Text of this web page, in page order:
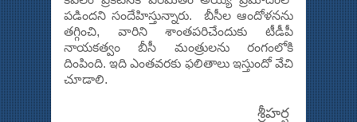
పడిందని సందేహిస్తున్నారు. బీసీల ఆందోళనను
తగ్గించి, వారిని శాంతపరిచేందుకు టీడీపీ
నాయకత్వం బీసీ మంత్రులను రంగంలోకి
దింపింది. ఇది ఎంతవరకు ఫలితాలు ఇస్తుందో వేచి
చూడాలి.
శ్రీహర్ష